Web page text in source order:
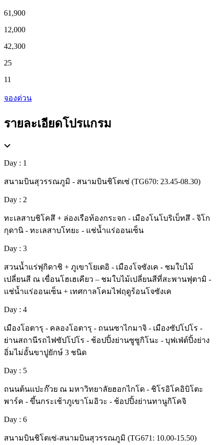
61,900
12,000
42,300
25
11
จองด่วน
รายละเอียดโปรแกรม
Day : 1
สนามบินสุวรรณภูมิ - สนามบินชิโตเซ่ (TG670: 23.45-08.30)
Day : 2
ทะเลสาบชิโคสึ + ล่องเรือท้องกระจก - เมืองโนโบริเบ็ทสึ - จิโก
กุดานิ - ทะเลสาบโทยะ - แช่น้ำแร่ออนเซ็น
Day : 3
สวนน้ำแร่ฟุกิดาชิ + ภูเขาโยเตอิ - เมืองโจซังเค - ชมใบไม้
เปลี่ยนสี ณ เขื่อนโฮเฮเคียว – ชมใบไม้เปลี่ยนสีที่สะพานฟุตามิ -
แช่น้ำแร่ออนเซ็น + เทศกาลโคมไฟฤดูร้อนโจซังเค
Day : 4
เมืองโอตารุ - คลองโอตารุ - ถนนซาไกมาจิ - เมืองซัปโปโร -
ย่านสถานีรถไฟซัปโปโร - ช้อปปิ้งย่านซูซูกิโนะ - บุฟเฟ่ต์ปิ้งย่าง
อิ่มไม่อั้นขาปูยักษ์ 3 ชนิด
Day : 5
ถนนต้นแปะก๊วย ณ มหาวิทยาลัยฮอกไกโด - ชิโรอิโคอิบิโตะ
พาร์ค - ขึ้นกระเช้าภูเขาโมอิวะ - ช้อปปิ้งย่านทานูกิโคจิ
Day : 6
สนามบินชิโตเซ่-สนามบินสุวรรณภูมิ (TG671: 10.00-15.50)